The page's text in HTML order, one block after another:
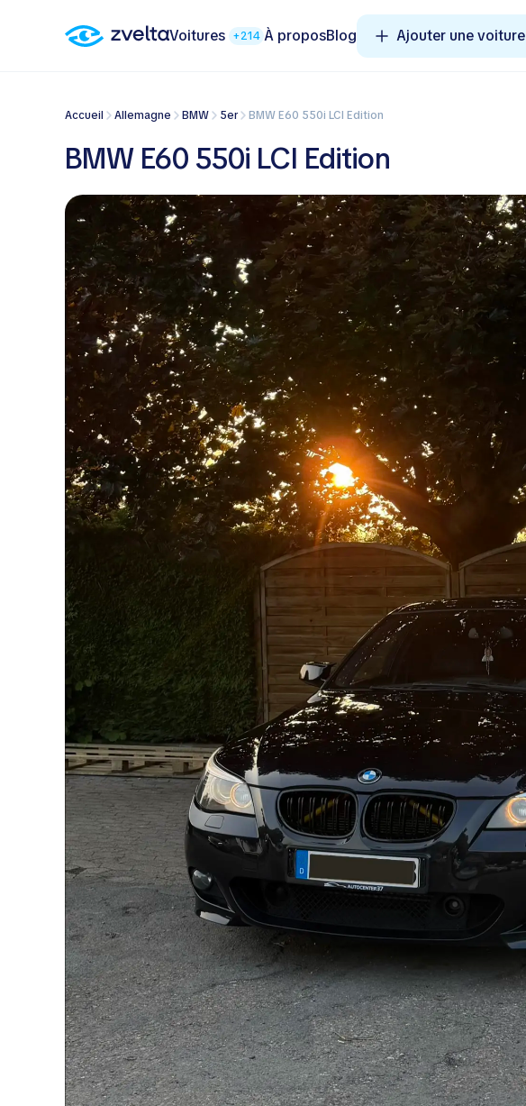
Voitures +214 À proposBlog Ajouter une voiture
Accueil Allemagne BMW 5er BMW E60 550i LCI Edition
BMW E60 550i LCI Edition